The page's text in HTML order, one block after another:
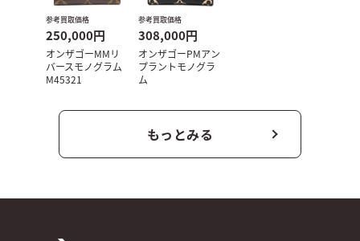
参考買取価格
250,000円
オンザゴーMMリ
バースモノグラム
M45321
参考買取価格
308,000円
オンザゴーPMアン
プラントモノグラ
ム
もっとみる